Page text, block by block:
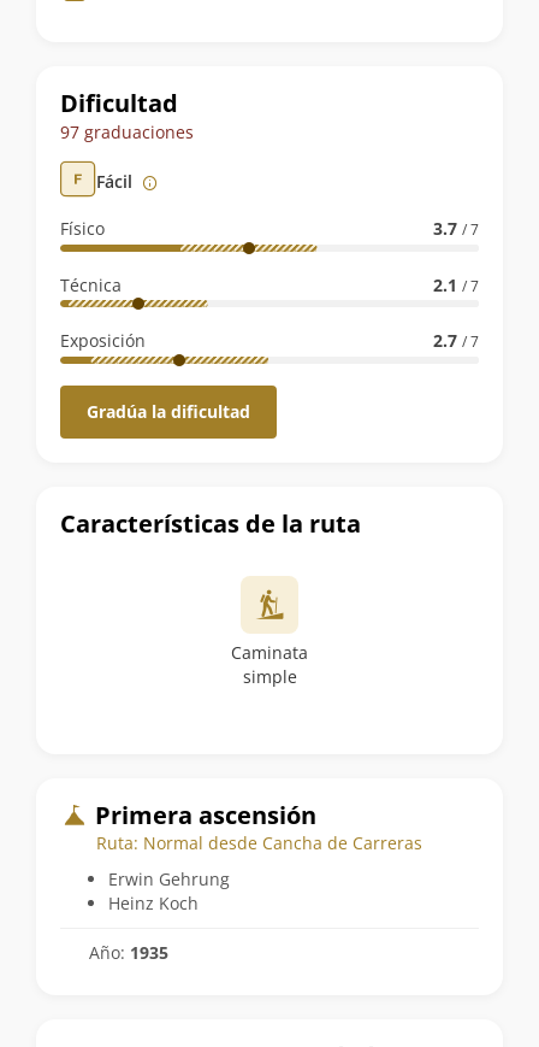
de
ruta
Dificultad
97 graduaciones
Fácil
Físico 3.7 / 7
Técnica 2.1 / 7
Exposición 2.7 / 7
Gradúa la dificultad
Características de la ruta
Caminata
simple
Primera ascensión
Ruta: Normal desde Cancha de Carreras
Erwin Gehrung
Heinz Koch
Año: 1935